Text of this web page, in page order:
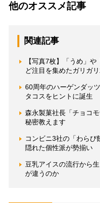
他のオススメ記事
関連記事
【写真7枚】「うめ」
ど注目を集めたガリガ
60周年のハーゲンダッ
タコスをヒントに誕生
森永製菓社長「チョコ
秘密教えます
コンビニ3社の「わら
隠れた個性派が勢揃い
豆乳アイスの流行から
が違うのか